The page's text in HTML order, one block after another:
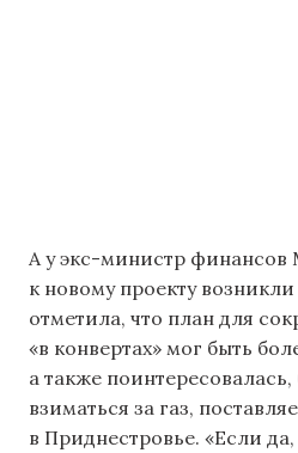
А у экс-министр
к новому проекту
отметила, что план для
«в конвертах» мог быть
а также
взиматься за газ,
в Приднестровье. «Если